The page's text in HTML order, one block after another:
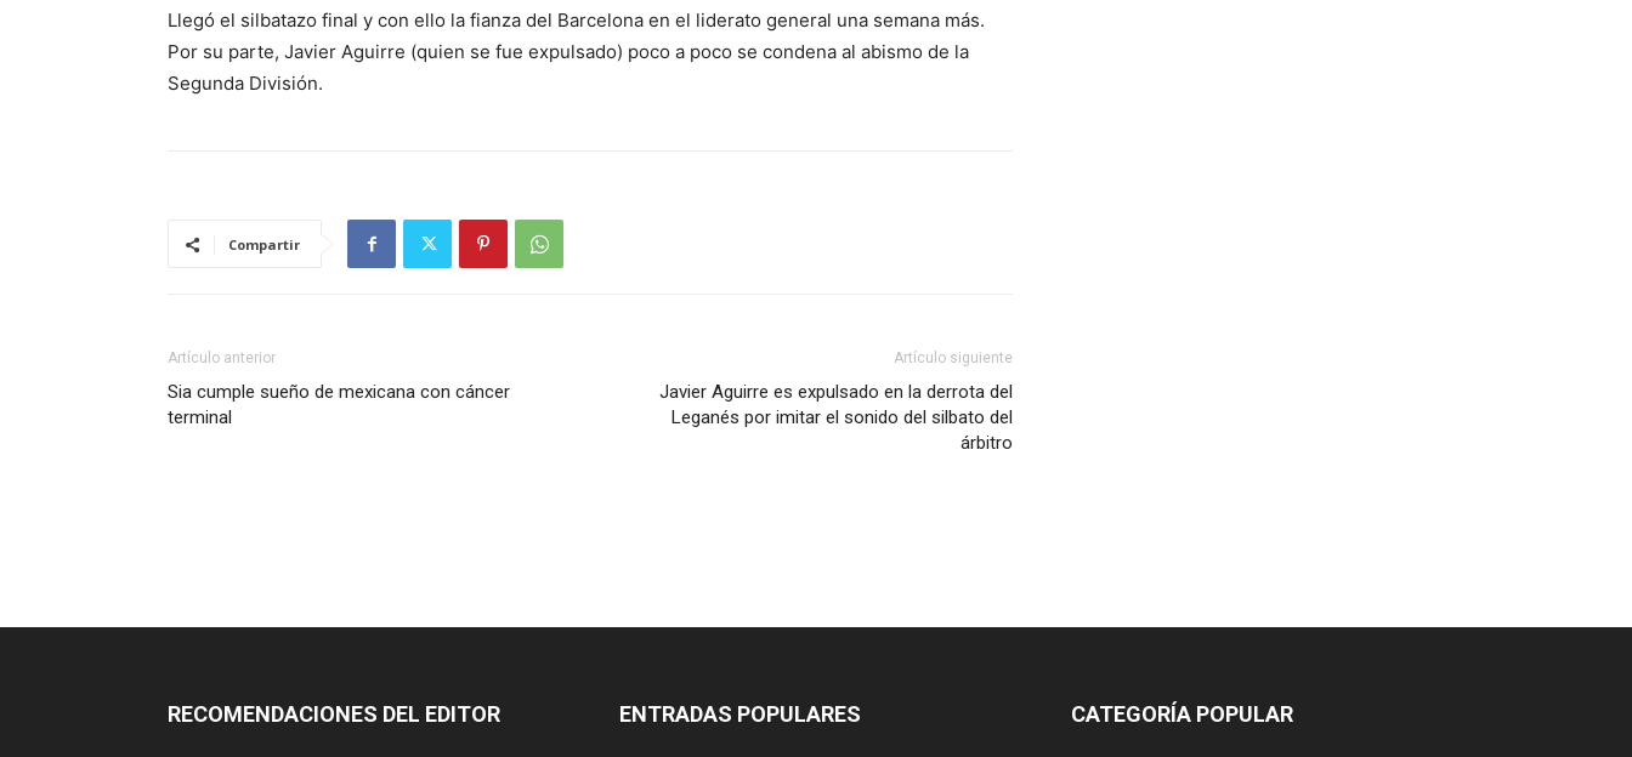
Llegó el silbatazo final y con ello la fianza del Barcelona en el liderato general una semana más.
Por su parte, Javier Aguirre (quien se fue expulsado) poco a poco se condena al abismo de la
Segunda División.
Compartir
Artículo anterior
Sia cumple sueño de mexicana con cáncer
terminal
Artículo siguiente
Javier Aguirre es expulsado en la derrota del
Leganés por imitar el sonido del silbato del
árbitro
RECOMENDACIONES DEL EDITOR ENTRADAS POPULARES CATEGORÍA POPULAR